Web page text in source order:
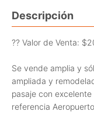
Descripción
?? Valor de Venta:
Se vende amplia y
ampliada y
pasaje con
referencia